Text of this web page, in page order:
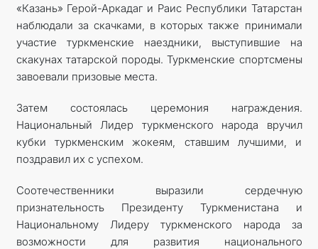
«Казань» Герой-Аркадаг и Раис Республики Татарстан
наблюдали за скачками, в которых также принимали
участие туркменские наездники, выступившие на
скакунах татарской породы. Туркменские спортсмены
завоевали призовые места.
Затем состоялась церемония награждения.
Национальный Лидер туркменского народа вручил
кубки туркменским жокеям, ставшим лучшими, и
поздравил их с успехом.
Соотечественники выразили сердечную
признательность Президенту Туркменистана и
Национальному Лидеру туркменского народа за
возможности для развития национального